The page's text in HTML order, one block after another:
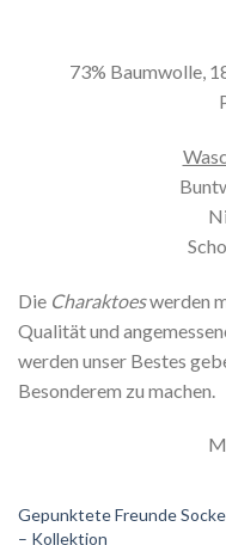
73% Baumwolle,
Die Charaktoeswerden
Qualität und
werden unser Bestes
Besonderem zu machen.
Gepunktete Freunde
– Kollektion